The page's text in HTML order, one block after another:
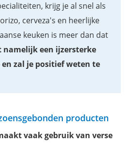
salmorejo
aardappelomelet
Crème Brûlée
Spanje
je verblijf in Andalusië?
krijg je al snel als
cerveza's en heerlijke
keuken is meer dan dat
namelijk een ijzersterke
zal je positief weten te
producten
vaak gebruik van verse